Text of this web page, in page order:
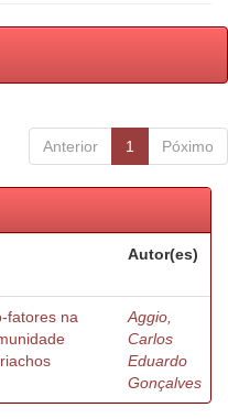
Anterior 1 Póximo
Autor(es)
fatores na
Aggio,
Carlos
Eduardo
Gonçalves